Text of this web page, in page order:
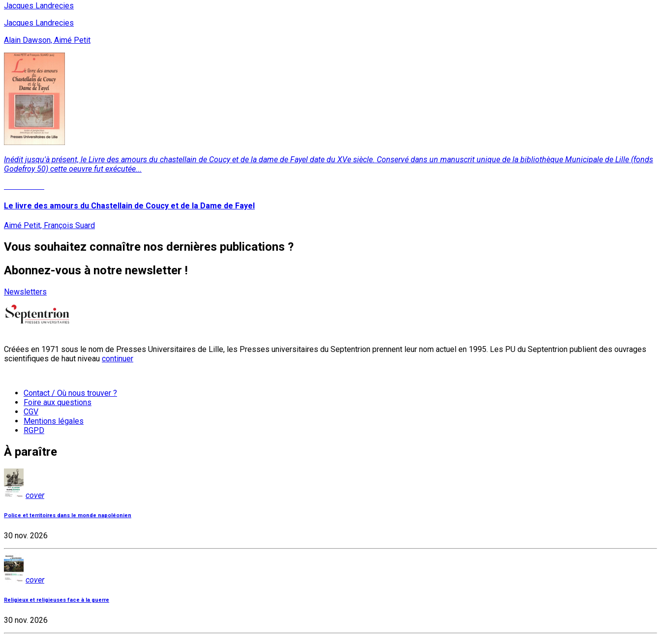
Jacques Landrecies
Jacques Landrecies
Alain Dawson, Aimé Petit
Inédit jusqu'à présent, le Livre des amours du chastellain de Coucy et de la dame de Fayel date du XVe siècle. Conservé dans un manuscrit unique de la bibliothèque Municipale de Lille (fonds
Godefroy 50) cette oeuvre fut exécutée...
Le livre des amours du Chastellain de Coucy et de la Dame de Fayel
Aimé Petit, François Suard
Vous souhaitez connaître nos dernières publications ?
Abonnez-vous à notre newsletter !
Newsletters
Créées en 1971 sous le nom de Presses Universitaires de Lille, les Presses universitaires du Septentrion prennent leur nom actuel en 1995. Les PU du Septentrion publient des ouvrages
scientifiques de haut niveau continuer
Contact / Où nous trouver ?
Foire aux questions
CGV
Mentions légales
RGPD
À paraître
cover
Police et territoires dans le monde napoléonien
30 nov. 2026
cover
Religieux et religieuses face à la guerre
30 nov. 2026